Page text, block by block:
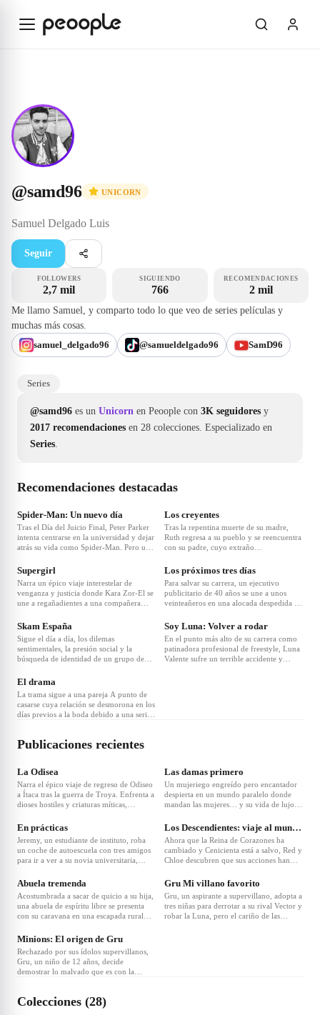
@samd96 UNICORN
Samuel Delgado Luis
Seguir
FOLLOWERS
2,7 mil
SIGUIENDO
766
RECOMENDACIONES
2 mil
Me llamo Samuel, y comparto todo lo que veo de series películas y
muchas más cosas.
samuel_delgado96
@samueldelgado96 SamD96
Series
@samd96 es un Unicorn en Peoople con 3K seguidores y
2017 recomendaciones en 28 colecciones. Especializado en
Series.
Recomendaciones destacadas
❤1
Spider-Man: Un nuevo día
Tras el Día del Juicio Final, Peter Parker
intenta centrarse en la universidad y dejar
atrás su vida como Spider-Man. Pero una
amigos y lo obliga a volver a ponerse el
traje.
Los creyentes
Tras la repentina muerte de su madre,
Ruth regresa a su pueblo y se reencuentra
con su padre, cuyo extraño
verdad de lo sucedido.
Supergirl
Narra un épico viaje interestelar de
venganza y justicia donde Kara Zor-El se
une a regañadientes a una compañera
Los próximos tres días
Para salvar su carrera, un ejecutivo
publicitario de 40 años se une a unos
veinteañeros en una alocada despedida de
error a un chat grupal.
Skam España
Sigue el día a día, los dilemas
sentimentales, la presión social y la
búsqueda de identidad de un grupo de
Soy Luna: Volver a rodar
En el punto más alto de su carrera como
patinadora profesional de freestyle, Luna
Valente sufre un terrible accidente y
El drama
La trama sigue a una pareja A punto de
casarse cuya relación se desmorona en los
días previos a la boda debido a una serie
Publicaciones recientes
La Odisea
Narra el épico viaje de regreso de Odiseo
a Ítaca tras la guerra de Troya. Enfrenta a
dioses hostiles y criaturas míticas,
proteger el trono de codiciosos
pretendientes.
Las damas primero
Un mujeriego engreído pero encantador
despierta en un mundo paralelo donde
mandan las mujeres… y su vida de lujo,
En prácticas
Jeremy, un estudiante de instituto, roba
un coche de autoescuela con tres amigos
para ir a ver a su novia universitaria,
Durante el viaje, vivirán 24 horas llenas
Los Descendientes: viaje al mundo oscuro
Ahora que la Reina de Corazones ha
cambiado y Cenicienta está a salvo, Red y
Chloe descubren que sus acciones han
Sombrerero. Junto a Pink, Luis y Max,
Maravillas.
Abuela tremenda
Acostumbrada a sacar de quicio a su hija,
una abuela de espíritu libre se presenta
con su caravana en una escapada rural
nieta.
Gru Mi villano favorito
Gru, un aspirante a supervillano, adopta a
tres niñas para derrotar a su rival Vector y
robar la Luna, pero el cariño de las
Minions: El origen de Gru
Rechazado por sus ídolos supervillanos,
Gru, un niño de 12 años, decide
demostrar lo malvado que es con la
Colecciones (28)